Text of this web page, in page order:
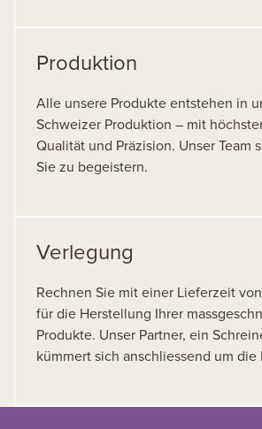
Produktion
Alle unsere Produkte entstehen in
Schweizer Produktion – mit
Qualität und Präzision. Unser Team
Sie zu begeistern.
Verlegung
Rechnen Sie mit einer Lieferzeit
für die Herstellung Ihrer
Produkte. Unser Partner, ein
kümmert sich anschliessend um die